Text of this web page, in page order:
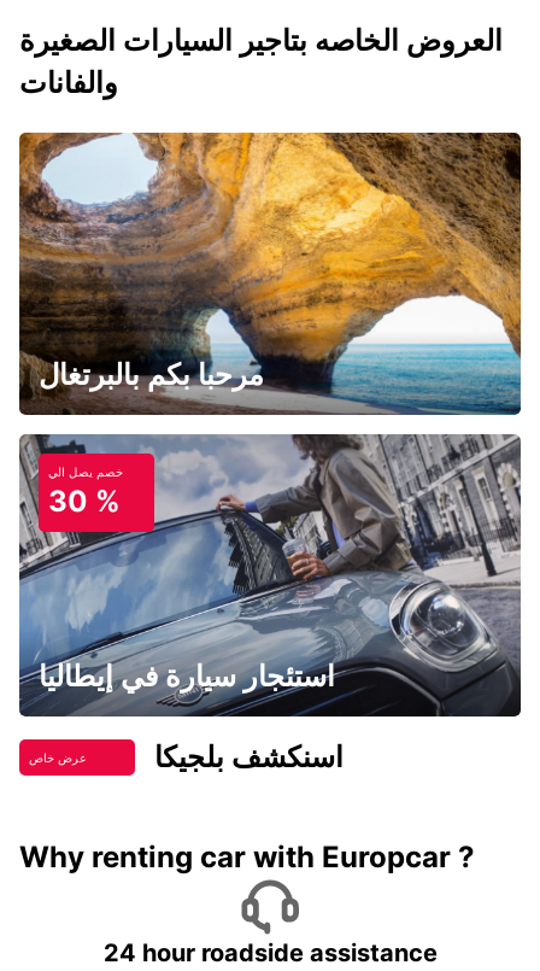
العروض الخاصه بتاجير السيارات الصغيرة
والفانات
مرحبا بكم بالبرتغال
خصم يصل الي
30 %
استئجار سيارة في إيطاليا
عرض خاص اسنكشف بلجيكا
Why renting car with Europcar ?
24 hour roadside assistance